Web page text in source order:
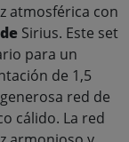
atmosférica con
de Sirius. Este set
para un
de 1,5
red de
cálido. La red